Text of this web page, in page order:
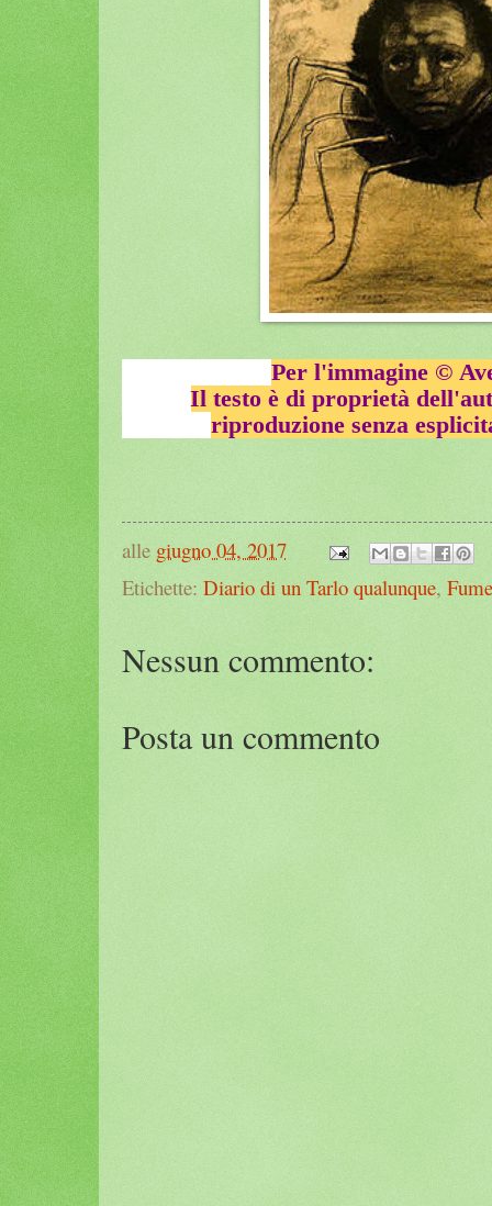
Per l'immagine ©
Il testo è di proprietà
riproduzione senza
alle giugno 04, 2017
Etichette: Diario di un Tarlo qualunque,
Nessun commento:
Posta un commento